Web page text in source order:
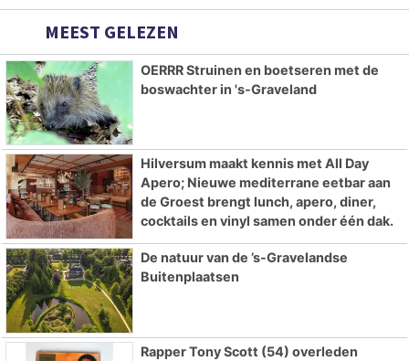
MEEST GELEZEN
OERRR Struinen en boetseren met de
boswachter in 's-Graveland
Hilversum maakt kennis met All Day
Apero; Nieuwe mediterrane eetbar aan
de Groest brengt lunch, apero, diner,
cocktails en vinyl samen onder één dak.
De natuur van de ’s-Gravelandse
Buitenplaatsen
Rapper Tony Scott (54) overleden